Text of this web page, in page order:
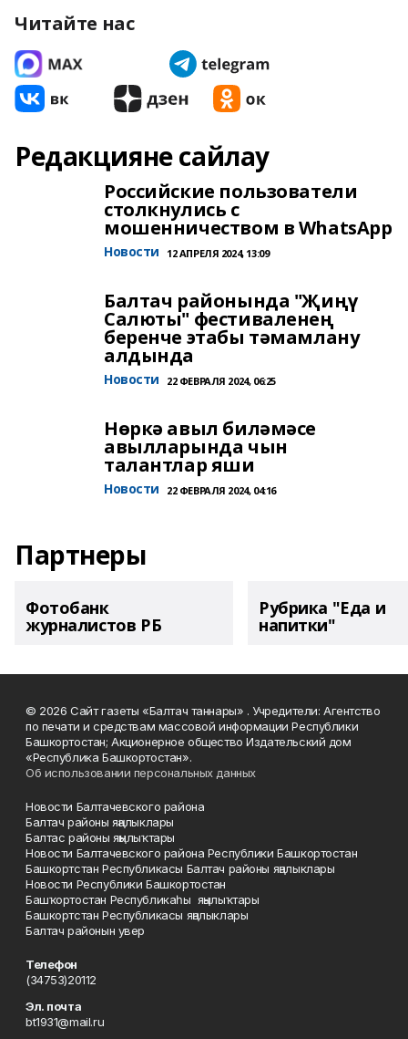
Читайте нас
Редакцияне сайлау
Российские пользователи
столкнулись с
мошенничеством в WhatsApp
Новости 12 АПРЕЛЯ 2024, 13:09
Балтач районында "Җиңү
Салюты" фестиваленең
беренче этабы тәмамлану
алдында
Новости 22 ФЕВРАЛЯ 2024, 06:25
Нөркә авыл биләмәсе
авылларында чын
талантлар яши
Новости 22 ФЕВРАЛЯ 2024, 04:16
Партнеры
Фотобанк
журналистов РБ
Рубрика "Еда и
напитки"
© 2026 Сайт газеты «Балтач таннары» . Учредители: Агентство
по печати и средствам массовой информации Республики
Башкортостан; Акционерное общество Издательский дом
«Республика Башкортостан».
Об использовании персональных данных
Новости Балтачевского района
Балтач районы яңалыклары
Балтас районы яңылыҡтары
Новости Балтачевского района Республики Башкортостан
Башкортстан Республикасы Балтач районы яңалыклары
Новости Республики Башкортостан
Башҡортостан Республикаһы яңылыҡтары
Башкортстан Республикасы яңалыклары
Балтач районын увер
Телефон
(34753)20112
Эл. почта
bt1931@mail.ru